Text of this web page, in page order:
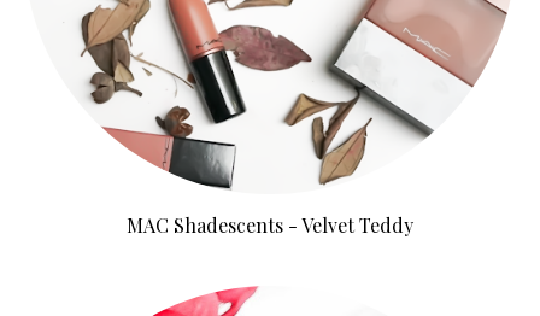
MAC Shadescents - Velvet Teddy